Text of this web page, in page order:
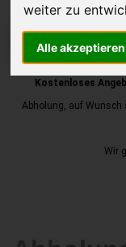
weiter zu
Alle akzeptieren
JETZT
Kostenloses
Abholung, auf Wunsch
Wir